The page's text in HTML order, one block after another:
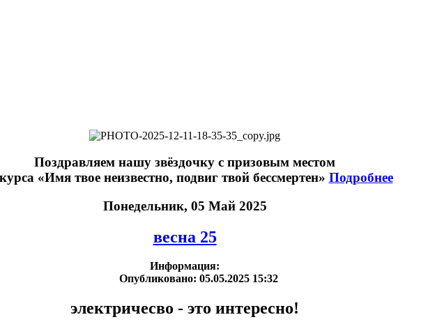
Поздравляем нашу звёздочку с призовым местом
«Имя твое неизвестно, подвиг твой бессмертен» Подробнее
Понедельник, 05 Май 2025
весна 25
Информация:
Опубликовано: 05.05.2025 15:32
электричесво - это интересно!